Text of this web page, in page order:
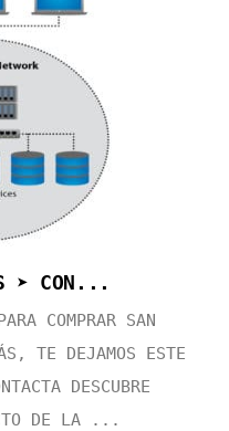
➤ CON...
COMPRAR SAN
TE DEJAMOS ESTE
DESCUBRE
DE LA ...